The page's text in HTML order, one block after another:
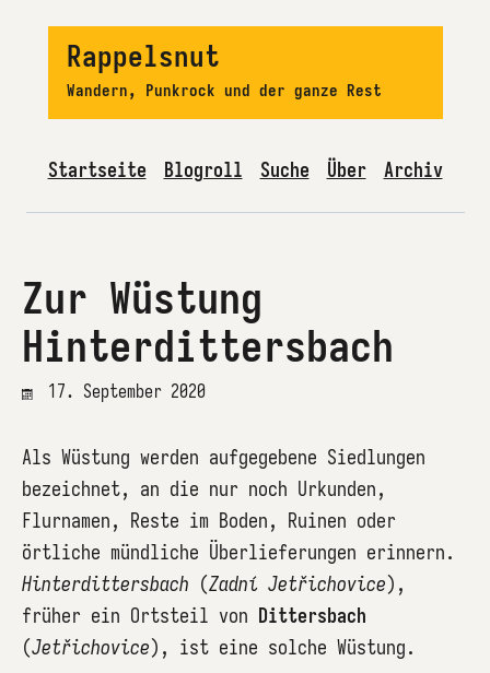
Rappelsnut
Wandern, Punkrock und der ganze Rest
Startseite Blogroll Suche Über Archiv
Zur Wüstung
Hinterdittersbach
17. September 2020
Als Wüstung werden aufgegebene Siedlungen
bezeichnet, an die nur noch Urkunden,
Flurnamen, Reste im Boden, Ruinen oder
örtliche mündliche Überlieferungen erinnern.
Hinterdittersbach (Zadní Jetřichovice),
früher ein Ortsteil von Dittersbach
(Jetřichovice), ist eine solche Wüstung.